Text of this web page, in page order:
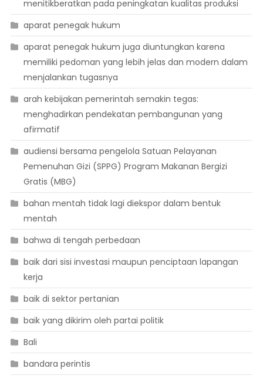
menitikberatkan pada peningkatan kualitas produksi
aparat penegak hukum
aparat penegak hukum juga diuntungkan karena
memiliki pedoman yang lebih jelas dan modern dalam
menjalankan tugasnya
arah kebijakan pemerintah semakin tegas:
menghadirkan pendekatan pembangunan yang
afirmatif
audiensi bersama pengelola Satuan Pelayanan
Pemenuhan Gizi (SPPG) Program Makanan Bergizi
Gratis (MBG)
bahan mentah tidak lagi diekspor dalam bentuk
mentah
bahwa di tengah perbedaan
baik dari sisi investasi maupun penciptaan lapangan
kerja
baik di sektor pertanian
baik yang dikirim oleh partai politik
Bali
bandara perintis